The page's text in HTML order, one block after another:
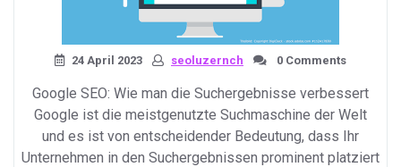
24 April 2023 seoluzernch 0 Comments
Google SEO: Wie man die Suchergebnisse verbessert
Google ist die meistgenutzte Suchmaschine der Welt
und es ist von entscheidender Bedeutung, dass Ihr
Unternehmen in den Suchergebnissen prominent platziert